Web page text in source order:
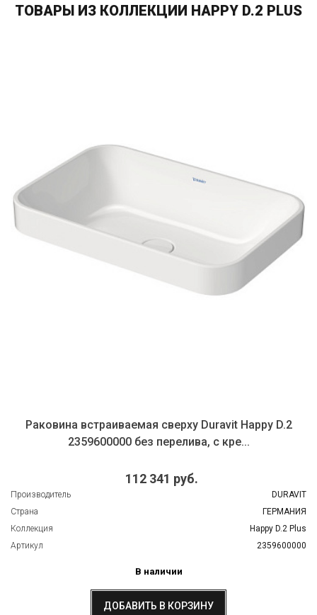
ТОВАРЫ ИЗ КОЛЛЕКЦИИ HAPPY D.2 PLUS
Раковина встраиваемая сверху Duravit Happy D.2
2359600000 без перелива, с кре...
112 341 руб.
Производитель
DURAVIT
Страна
ГЕРМАНИЯ
Коллекция
Happy D.2 Plus
Артикул
2359600000
В наличии
ДОБАВИТЬ В КОРЗИНУ